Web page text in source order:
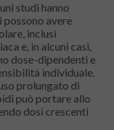
studi hanno
possono avere
inclusi
e, in alcuni casi,
dose-dipendenti e
individuale.
prolungato di
può portare allo
dosi crescenti